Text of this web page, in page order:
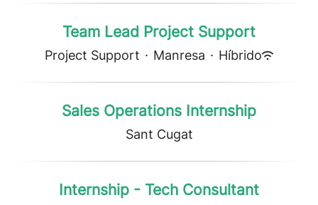
Team Lead Project Support
Project Support · Manresa · Híbrido
Sales Operations Internship
Sant Cugat
Internship - Tech Consultant